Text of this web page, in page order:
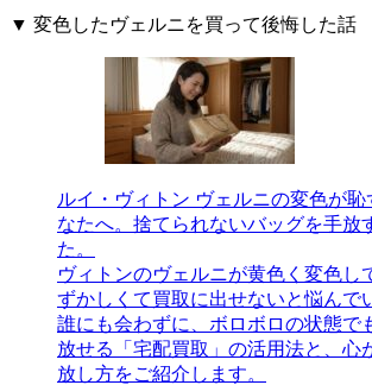
▼ 変色したヴェルニを買って後悔した話
ルイ・ヴィトン ヴェルニの変色が恥
なたへ。捨てられないバッグを手放
た。
ヴィトンのヴェルニが黄色く変色し
ずかしくて買取に出せないと悩んで
誰にも会わずに、ボロボロの状態で
放せる「宅配買取」の活用法と、心
放し方をご紹介します。